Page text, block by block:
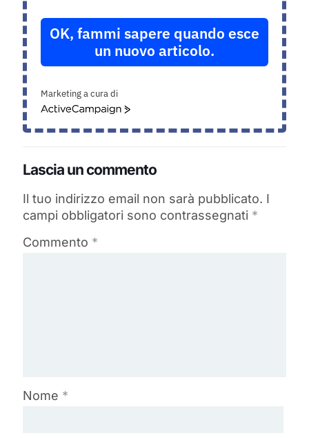
OK, fammi sapere quando esce
un nuovo articolo.
Marketing a cura di
ActiveCampaign
Lascia un commento
Il tuo indirizzo email non sarà pubblicato. I
campi obbligatori sono contrassegnati *
Commento *
Nome *